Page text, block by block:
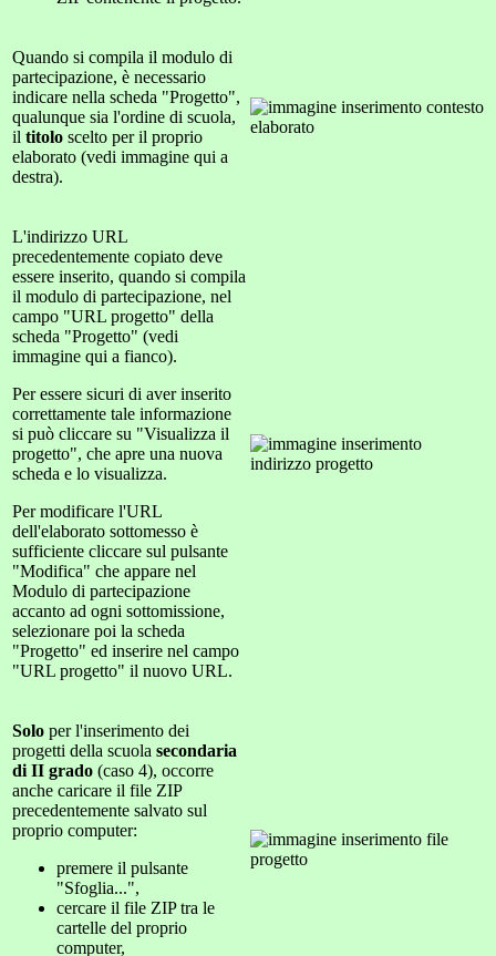
Quando si compila il modulo di
partecipazione, è necessario
indicare nella scheda "Progetto",
qualunque sia l'ordine di scuola,
il titolo scelto per il proprio
elaborato (vedi immagine qui a
destra).
L'indirizzo URL
precedentemente copiato deve
essere inserito, quando si compila
il modulo di partecipazione, nel
campo "URL progetto" della
scheda "Progetto" (vedi
immagine qui a fianco).
Per essere sicuri di aver inserito
correttamente tale informazione
si può cliccare su "Visualizza il
progetto", che apre una nuova
scheda e lo visualizza.
Per modificare l'URL
dell'elaborato sottomesso è
sufficiente cliccare sul pulsante
"Modifica" che appare nel
Modulo di partecipazione
accanto ad ogni sottomissione,
selezionare poi la scheda
"Progetto" ed inserire nel campo
"URL progetto" il nuovo URL.
Solo per l'inserimento dei
progetti della scuola secondaria
di II grado (caso 4), occorre
anche caricare il file ZIP
precedentemente salvato sul
proprio computer:
premere il pulsante
"Sfoglia...",
cercare il file ZIP tra le
cartelle del proprio
computer,